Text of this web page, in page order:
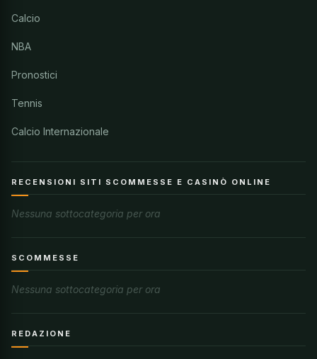
Calcio
NBA
Pronostici
Tennis
Calcio Internazionale
RECENSIONI SITI SCOMMESSE E CASINÒ ONLINE
Nessuna sottocategoria per ora
SCOMMESSE
Nessuna sottocategoria per ora
REDAZIONE